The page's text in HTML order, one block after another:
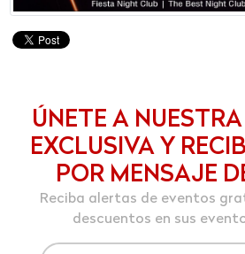
ÚNETE A
EXCLUSIVA Y
POR MENSAJE
Reciba alertas de eventos
descuentos en sus